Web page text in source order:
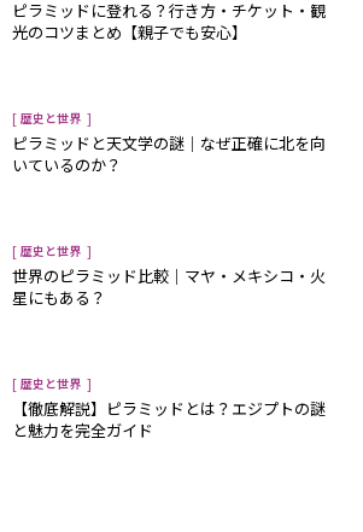
ピラミッドに登れる？行き方・チケット・観
光のコツまとめ【親子でも安心】
[ 歴史と世界 ]
ピラミッドと天文学の謎｜なぜ正確に北を向
いているのか？
[ 歴史と世界 ]
世界のピラミッド比較｜マヤ・メキシコ・火
星にもある？
[ 歴史と世界 ]
【徹底解説】ピラミッドとは？エジプトの謎
と魅力を完全ガイド